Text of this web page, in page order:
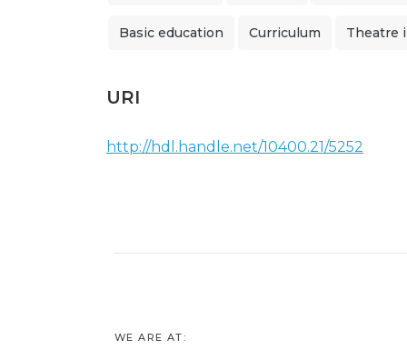
Basic education Curriculum Theatre
URI
http://hdl.handle.net/10400.21/5252
WE ARE AT: